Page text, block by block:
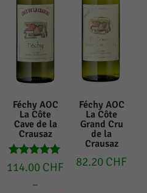
Féchy AOC
La Côte
Cave de la
Crausaz
Bewertet mit
5.00
von 5
114.00 CHF
–
Féchy AOC
La Côte
Grand Cru
de la
Crausaz
82.20 CHF